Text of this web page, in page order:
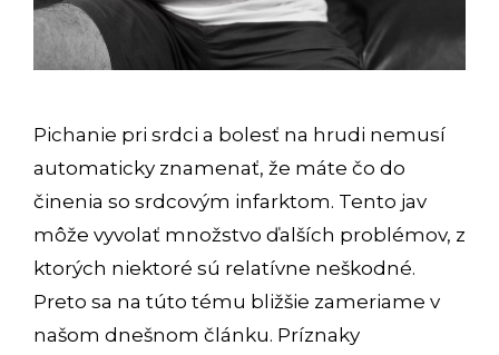
Pichanie pri srdci a bolesť na hrudi nemusí
automaticky znamenať, že máte čo do
činenia so srdcovým infarktom. Tento jav
môže vyvolať množstvo ďalších problémov, z
ktorých niektoré sú relatívne neškodné.
Preto sa na túto tému bližšie zameriame v
našom dnešnom článku. Príznaky